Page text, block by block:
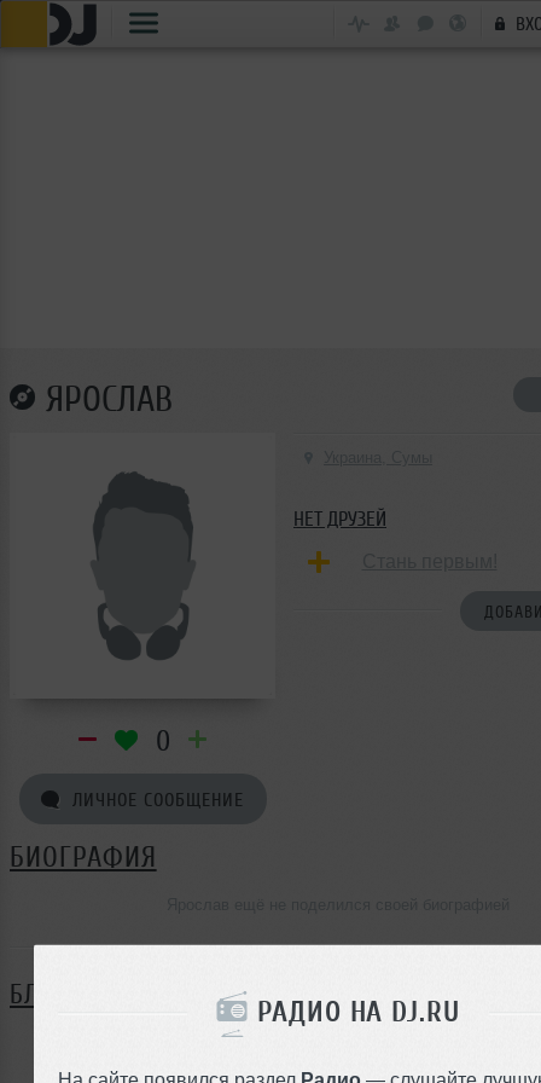
РАДИО НА DJ.RU
На сайте появился раздел Радио — слушайте
ЯРОСЛАВ
0
ЛИЧНОЕ СООБЩЕНИЕ
НЕТ ДРУЗЕЙ
БИОГРАФИЯ
БЛОГ